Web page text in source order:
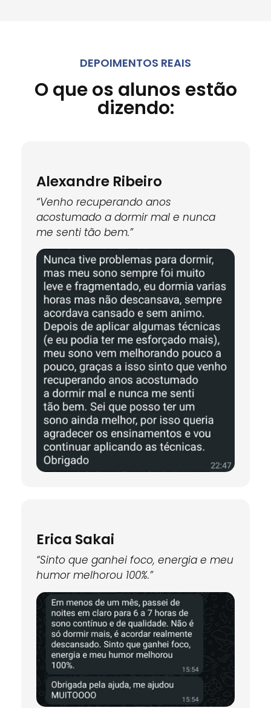
DEPOIMENTOS REAIS
O que os alunos estão
dizendo:
Alexandre Ribeiro
“Venho recuperando anos
acostumado a dormir mal e nunca
me senti tão bem.”
Erica Sakai
“Sinto que ganhei foco, energia e meu
humor melhorou 100%.”